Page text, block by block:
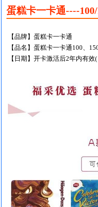
蛋糕卡一卡通----
【品牌】蛋糕卡一卡通
【品名】蛋糕卡一卡通100、
【日期】开卡激活后2年内有